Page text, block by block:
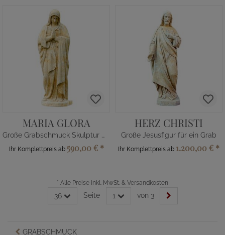
MARIA GLORA
Große Grabschmuck Skulptur Madonna
Ihr Komplettpreis ab 590,00 € *
HERZ CHRISTI
Große Jesusfigur für ein Grab
Ihr Komplettpreis ab 1.200,00 € *
* Alle Preise inkl. MwSt. & Versandkosten
36 Seite 1 von 3
GRABSCHMUCK